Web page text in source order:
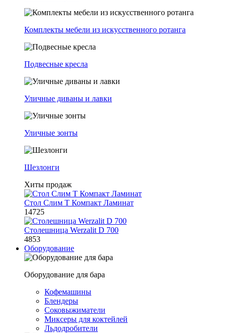
Комплекты мебели из искусственного ротанга
Подвесные кресла
Уличные диваны и лавки
Уличные зонты
Шезлонги
Хиты продаж
Стол Слим Т Компакт Ламинат
14725
Столешница Werzalit D 700
4853
Оборудование
Оборудование для бара
Кофемашины
Блендеры
Соковыжиматели
Миксеры для коктейлей
Льдодробители